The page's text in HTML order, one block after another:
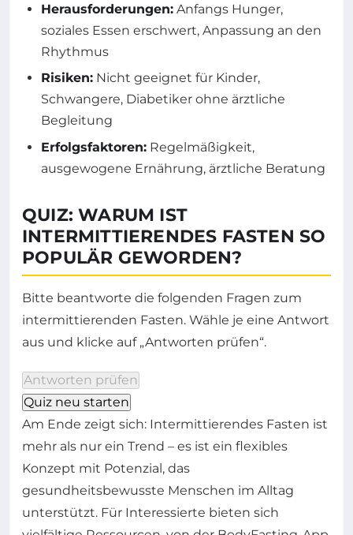
Herausforderungen: Anfangs Hunger,
soziales Essen erschwert, Anpassung an den
Rhythmus
Risiken: Nicht geeignet für Kinder,
Schwangere, Diabetiker ohne ärztliche
Begleitung
Erfolgsfaktoren: Regelmäßigkeit,
ausgewogene Ernährung, ärztliche Beratung
QUIZ: WARUM IST
INTERMITTIERENDES FASTEN SO
POPULÄR GEWORDEN?
Bitte beantworte die folgenden Fragen zum
intermittierenden Fasten. Wähle je eine Antwort
aus und klicke auf „Antworten prüfen“.
Antworten prüfen
Quiz neu starten
Am Ende zeigt sich: Intermittierendes Fasten ist
mehr als nur ein Trend – es ist ein flexibles
Konzept mit Potenzial, das
gesundheitsbewusste Menschen im Alltag
unterstützt. Für Interessierte bieten sich